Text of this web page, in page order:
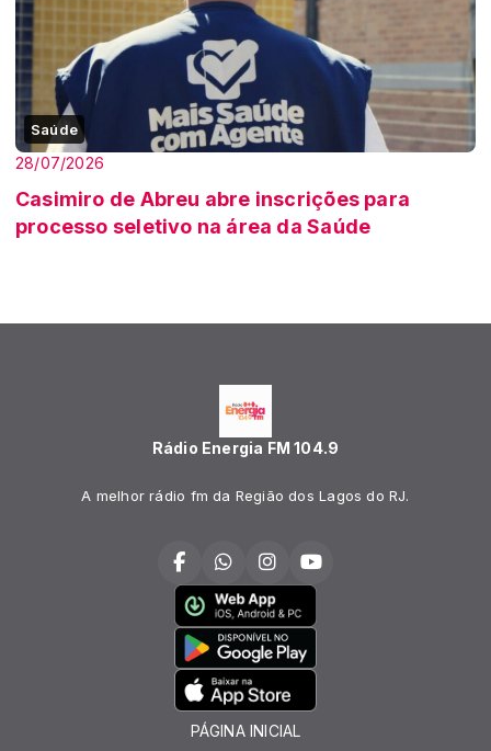
Saúde
28/07/2026
Casimiro de Abreu abre inscrições para
processo seletivo na área da Saúde
Rádio Energia FM 104.9
A melhor rádio fm da Região dos Lagos do RJ.
PÁGINA INICIAL